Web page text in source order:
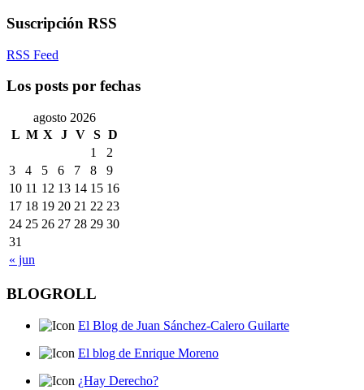
Suscripción RSS
RSS Feed
Los posts por fechas
agosto 2026
L M X J V S D
« jun
1
2
3
4 5 6 7 8
9
10 11 12 13 14 15 16
17 18 19 20 21 22 23
24 25 26 27 28 29 30
31
BLOGROLL
El Blog de Juan Sánchez-Calero Guilarte
El blog de Enrique Moreno
¿Hay Derecho?